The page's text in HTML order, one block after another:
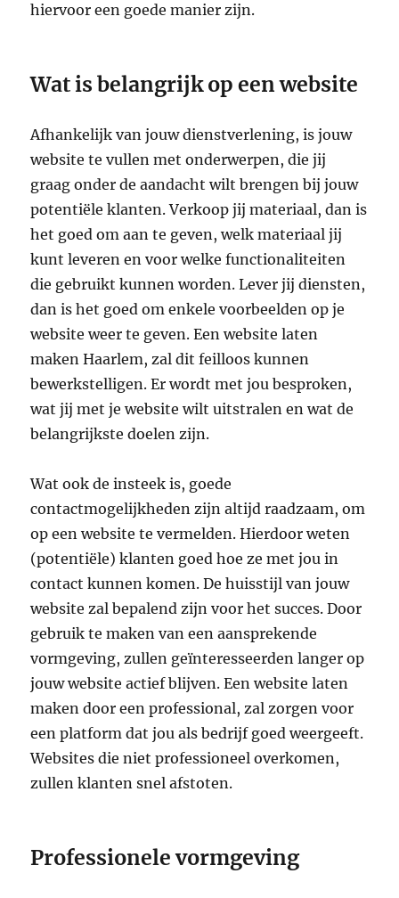
hiervoor een goede manier zijn.
Wat is belangrijk op een website
Afhankelijk van jouw dienstverlening, is jouw
website te vullen met onderwerpen, die jij
graag onder de aandacht wilt brengen bij jouw
potentiële klanten. Verkoop jij materiaal, dan is
het goed om aan te geven, welk materiaal jij
kunt leveren en voor welke functionaliteiten
die gebruikt kunnen worden. Lever jij diensten,
dan is het goed om enkele voorbeelden op je
website weer te geven.Een website laten
maken Haarlem, zal dit feilloos kunnen
bewerkstelligen. Er wordt met jou besproken,
wat jij met je website wilt uitstralen en wat de
belangrijkste doelen zijn.
Wat ook de insteek is, goede
contactmogelijkheden zijn altijd raadzaam, om
op een website te vermelden. Hierdoor weten
(potentiële) klanten goed hoe ze met jou in
contact kunnen komen. De huisstijl van jouw
website zal bepalend zijn voor het succes. Door
gebruik te maken van een aansprekende
vormgeving, zullen geïnteresseerden langer op
jouw website actief blijven. Een website laten
maken door een professional, zal zorgen voor
een platform dat jou als bedrijf goed weergeeft.
Websites die niet professioneel overkomen,
zullen klanten snel afstoten.
Professionele vormgeving